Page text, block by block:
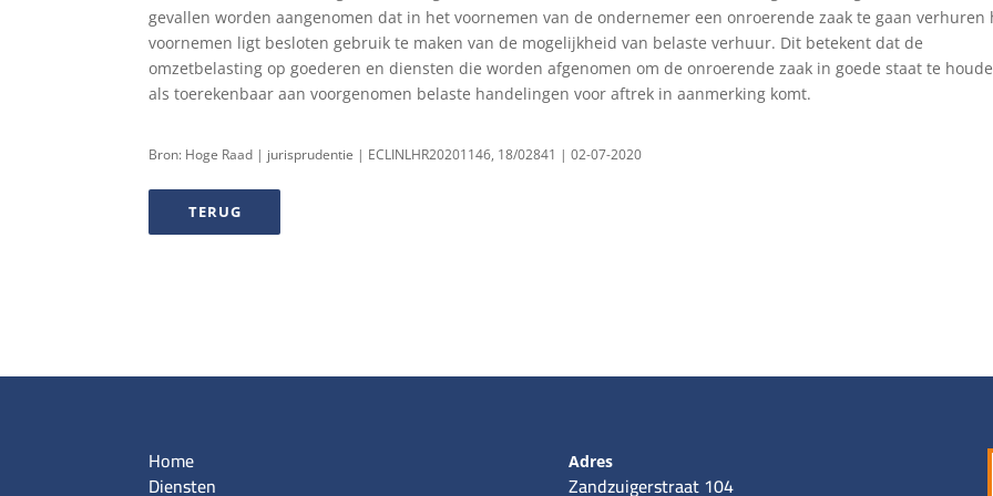
gevallen worden aangenomen dat in het voornemen van de ondernemer een onroerende zaak te gaan verhuren
voornemen ligt besloten gebruik te maken van de mogelijkheid van belaste verhuur. Dit betekent dat de
omzetbelasting op goederen en diensten die worden afgenomen om de onroerende zaak in goede staat te
als toerekenbaar aan voorgenomen belaste handelingen voor aftrek in aanmerking komt.
Bron: Hoge Raad | jurisprudentie | ECLINLHR20201146, 18/02841 | 02-07-2020
TERUG
Home
Diensten
Adres
Zandzuigerstraat 104